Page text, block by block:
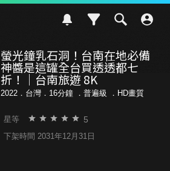
螢光鐘乳石洞！台南在地必備
神醬是這罐全台買透透都七
折！｜台南旅遊 8K
2022．台灣．16分鐘 ． 普遍級 ．HD畫質
星等 5
下架時間 2031年12月31日